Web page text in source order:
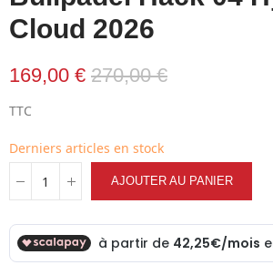
Cloud 2026
169,00 € 270,00 €
TTC
Derniers articles en stock
AJOUTER AU PANIER